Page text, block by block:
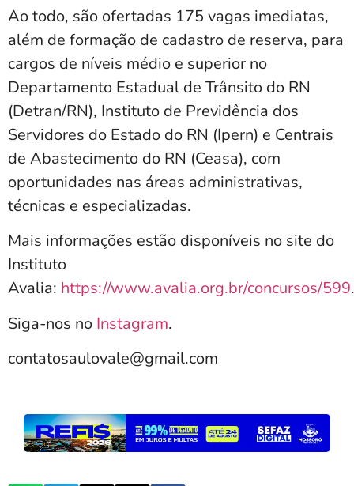
Ao todo, são ofertadas 175 vagas imediatas,
além de formação de cadastro de reserva, para
cargos de níveis médio e superior no
Departamento Estadual de Trânsito do RN
(Detran/RN), Instituto de Previdência dos
Servidores do Estado do RN (Ipern) e Centrais
de Abastecimento do RN (Ceasa), com
oportunidades nas áreas administrativas,
técnicas e especializadas.
Mais informações estão disponíveis no site do
Instituto
Avalia: https://www.avalia.org.br/concursos/599.
Siga-nos no Instagram.
contatosaulovale@gmail.com